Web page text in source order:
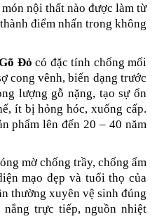
nội thất nào được làm từ
điểm nhấn trong không
Đỏ có đặc tính chống mối
cong vênh, biến dạng trước
lượng gỗ nặng, tạo sự ổn
ít bị hỏng hóc, xuống cấp.
phẩm lên đến 20 – 40 năm
mờ chống trầy, chống ẩm
mạo đẹp và tuổi thọ của
thường xuyên vệ sinh đúng
trực tiếp, nguồn nhiệt